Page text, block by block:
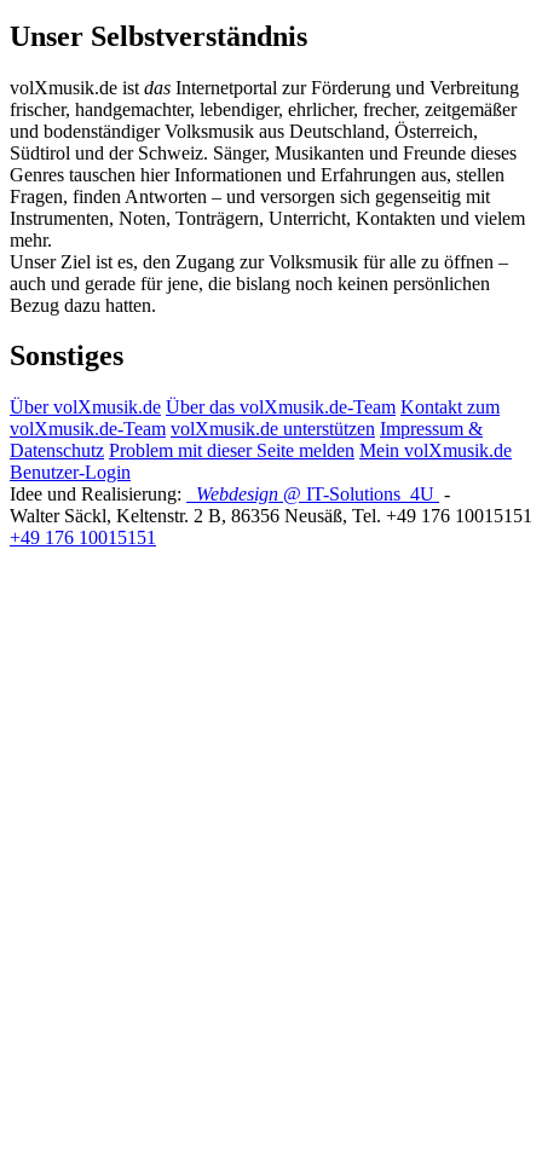
Unser Selbstverständnis
volXmusik.de ist das Internetportal zur Förderung und Verbreitung
frischer, handgemachter, lebendiger, ehrlicher, frecher, zeitgemäßer
und bodenständiger Volksmusik aus Deutschland, Österreich,
Südtirol und der Schweiz. Sänger, Musikanten und Freunde dieses
Genres tauschen hier Informationen und Erfahrungen aus, stellen
Fragen, finden Antworten – und versorgen sich gegenseitig mit
Instrumenten, Noten, Tonträgern, Unterricht, Kontakten und vielem
mehr.
Unser Ziel ist es, den Zugang zur Volksmusik für alle zu öffnen –
auch und gerade für jene, die bislang noch keinen persönlichen
Bezug dazu hatten.
Sonstiges
Über volXmusik.de Über das volXmusik.de-Team Kontakt zum
volXmusik.de-Team volXmusik.de unterstützen Impressum &
Datenschutz Problem mit dieser Seite melden Mein volXmusik.de
Benutzer-Login
Idee und Realisierung:
Webdesign @ IT-Solutions 4U -
Walter Säckl, Keltenstr. 2 B, 86356 Neusäß, Tel. +49 176 10015151
+49 176 10015151